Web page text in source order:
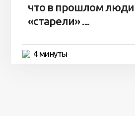
что в прошлом люди
«старели» ...
4 минуты